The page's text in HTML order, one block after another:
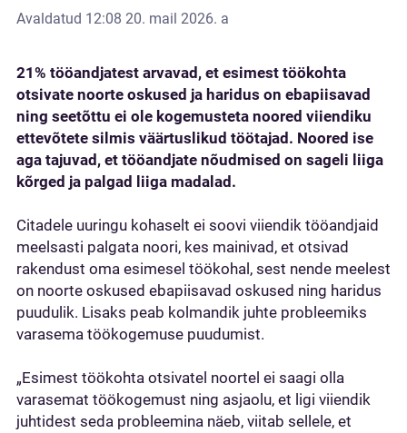
Avaldatud 12:08 20. mail 2026. a
21% tööandjatest arvavad, et esimest töökohta
otsivate noorte oskused ja haridus on ebapiisavad
ning seetõttu ei ole kogemusteta noored viiendiku
ettevõtete silmis väärtuslikud töötajad. Noored ise
aga tajuvad, et tööandjate nõudmised on sageli liiga
kõrged ja palgad liiga madalad.
Citadele uuringu kohaselt ei soovi viiendik tööandjaid
meelsasti palgata noori, kes mainivad, et otsivad
rakendust oma esimesel töökohal, sest nende meelest
on noorte oskused ebapiisavad oskused ning haridus
puudulik. Lisaks peab kolmandik juhte probleemiks
varasema töökogemuse puudumist.
„Esimest töökohta otsivatel noortel ei saagi olla
varasemat töökogemust ning asjaolu, et ligi viiendik
juhtidest seda probleemina näeb, viitab sellele, et